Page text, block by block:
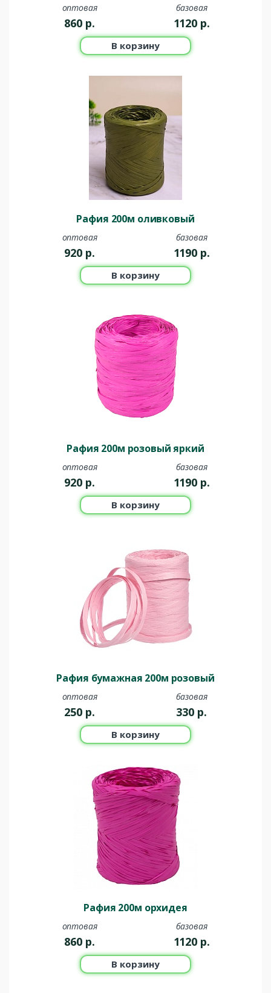
оптовая
860 р.
базовая
1120 р.
В корзину
Рафия 200м оливковый
оптовая
920 р.
базовая
1190 р.
В корзину
Рафия 200м розовый яркий
оптовая
920 р.
базовая
1190 р.
В корзину
Рафия бумажная 200м розовый
оптовая
250 р.
базовая
330 р.
В корзину
Рафия 200м орхидея
оптовая
860 р.
базовая
1120 р.
В корзину